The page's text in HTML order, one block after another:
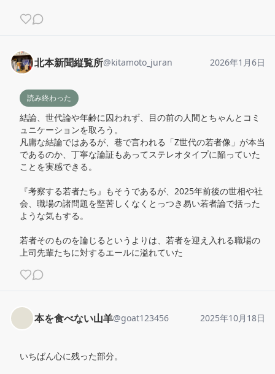
北本新聞縦覧所@kitamoto_juran 2026年1月6日
読み終わった
結論、世代論や年齢に囚われず、目の前の人間とちゃんとコミ
ュニケーションを取ろう。
凡庸な結論ではあるが、巷で言われる「Z世代の若者像」が本当
であるのか、丁寧な論証もあってステレオタイプに陥っていた
ことを実感できる。
『考察する若者たち』もそうであるが、2025年前後の世相や社
会、職場の諸問題を堅苦しくなくとっつき易い若者論で括った
ような気もする。
若者そのものを論じるというよりは、若者を迎え入れる職場の
上司先輩たちに対するエールに溢れていた
本を食べない山羊@goat123456 2025年10月18日
いちばん心に残った部分。